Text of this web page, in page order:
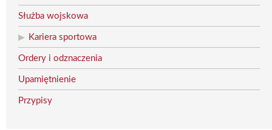
Służba wojskowa
Kariera sportowa
Ordery i odznaczenia
Upamiętnienie
Przypisy